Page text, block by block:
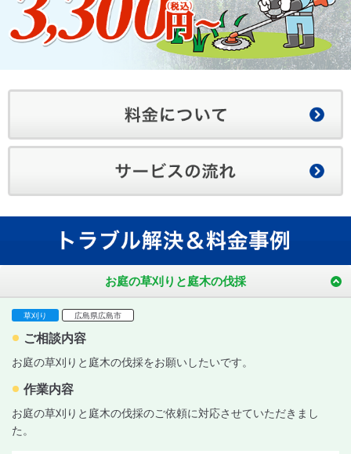
お庭の草刈りと庭木の伐採
草刈り 広島県広島市
ご相談内容
お庭の草刈りと庭木の伐採をお願いしたいです。
作業内容
お庭の草刈りと庭木の伐採のご依頼に対応させていただきまし
た。